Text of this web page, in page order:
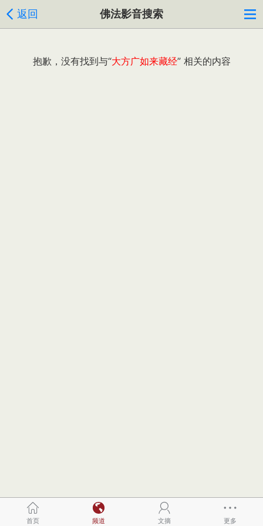
返回 佛法影音搜索
抱歉，没有找到与“大方广如来藏经” 相关的内容
首页 频道 文摘 更多